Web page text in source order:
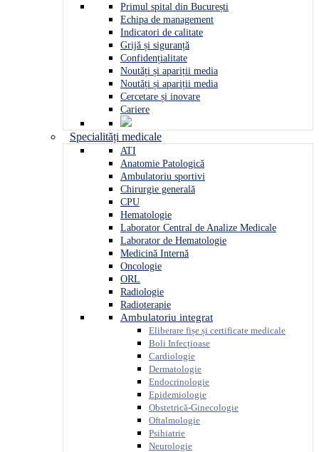
Primul spital din București
Echipa de management
Indicatori de calitate
Grijă și siguranță
Confidențialitate
Noutăți și apariții media
Noutăți și apariții media
Cercetare și inovare
Cariere
Specialități medicale
ATI
Anatomie Patologică
Ambulatoriu sportivi
Chirurgie generală
CPU
Hematologie
Laborator Central de Analize Medicale
Laborator de Hematologie
Medicină Internă
Oncologie
ORL
Radiologie
Radioterapie
Ambulatoriu integrat
Eliberare fișe și certificate medicale
Boli Infecțioase
Cardiologie
Dermatologie
Endocrinologie
Epidemiologie
Obstetrică-Ginecologie
Oftalmologie
Psihiatrie
Neurologie